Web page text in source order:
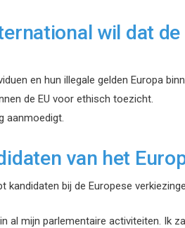
wil dat de
en hun illegale gelden Europa
de EU voor ethisch toezicht.
aanmoedigt.
van het
kandidaten bij de Europese
al mijn parlementaire activiteiten. Ik